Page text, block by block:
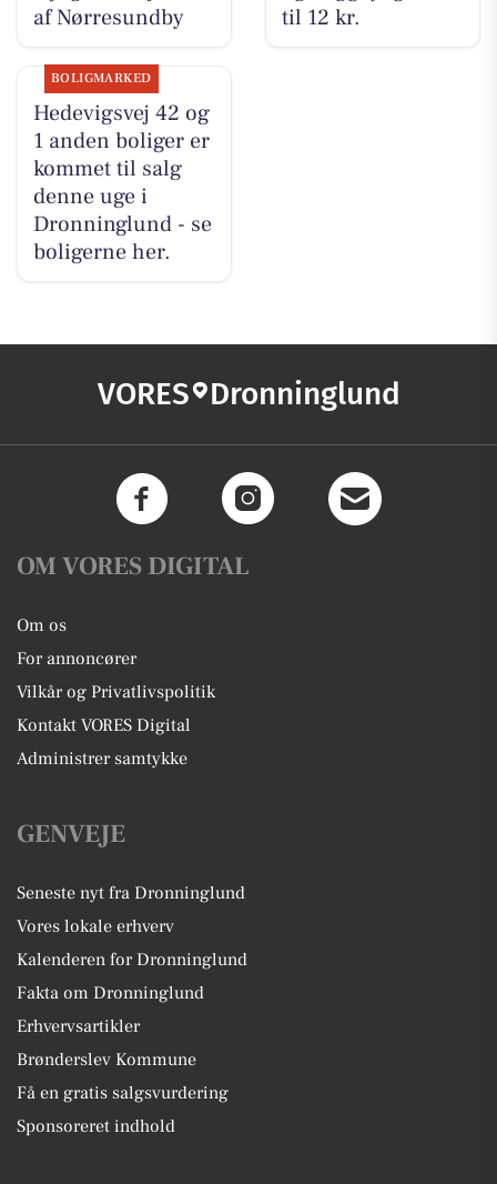
af Nørresundby
til 12 kr.
BOLIGMARKED
Hedevigsvej 42 og
1 anden boliger er
kommet til salg
denne uge i
Dronninglund - se
boligerne her.
VORES Dronninglund
OM VORES DIGITAL
Om os
For annoncører
Vilkår og Privatlivspolitik
Kontakt VORES Digital
Administrer samtykke
GENVEJE
Seneste nyt fra Dronninglund
Vores lokale erhverv
Kalenderen for Dronninglund
Fakta om Dronninglund
Erhvervsartikler
Brønderslev Kommune
Få en gratis salgsvurdering
Sponsoreret indhold